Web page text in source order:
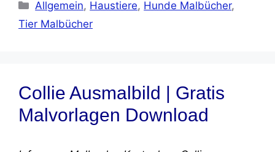
Kategorien
Allgemein, Haustiere, Hunde Malbücher,
Tier Malbücher
Collie Ausmalbild | Gratis
Malvorlagen Download